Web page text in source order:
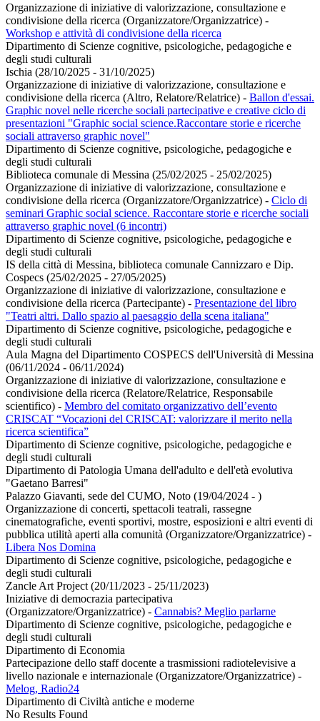
Organizzazione di iniziative di valorizzazione, consultazione e
condivisione della ricerca (Organizzatore/Organizzatrice) -
Workshop e attività di condivisione della ricerca
Dipartimento di Scienze cognitive, psicologiche, pedagogiche e
degli studi culturali
Ischia (28/10/2025 - 31/10/2025)
Organizzazione di iniziative di valorizzazione, consultazione e
condivisione della ricerca (Altro, Relatore/Relatrice) - Ballon d'essai.
Graphic novel nelle ricerche sociali partecipative e creative ciclo di
presentazioni "Graphic social science.Raccontare storie e ricerche
sociali attraverso graphic novel"
Dipartimento di Scienze cognitive, psicologiche, pedagogiche e
degli studi culturali
Biblioteca comunale di Messina (25/02/2025 - 25/02/2025)
Organizzazione di iniziative di valorizzazione, consultazione e
condivisione della ricerca (Organizzatore/Organizzatrice) - Ciclo di
seminari Graphic social science. Raccontare storie e ricerche sociali
attraverso graphic novel (6 incontri)
Dipartimento di Scienze cognitive, psicologiche, pedagogiche e
degli studi culturali
IS della città di Messina, biblioteca comunale Cannizzaro e Dip.
Cospecs (25/02/2025 - 27/05/2025)
Organizzazione di iniziative di valorizzazione, consultazione e
condivisione della ricerca (Partecipante) - Presentazione del libro
"Teatri altri. Dallo spazio al paesaggio della scena italiana"
Dipartimento di Scienze cognitive, psicologiche, pedagogiche e
degli studi culturali
Aula Magna del Dipartimento COSPECS dell'Università di Messina
(06/11/2024 - 06/11/2024)
Organizzazione di iniziative di valorizzazione, consultazione e
condivisione della ricerca (Relatore/Relatrice, Responsabile
scientifico) - Membro del comitato organizzativo dell’evento
CRISCAT “Vocazioni del CRISCAT: valorizzare il merito nella
ricerca scientifica”
Dipartimento di Scienze cognitive, psicologiche, pedagogiche e
degli studi culturali
Dipartimento di Patologia Umana dell'adulto e dell'età evolutiva
"Gaetano Barresi"
Palazzo Giavanti, sede del CUMO, Noto (19/04/2024 - )
Organizzazione di concerti, spettacoli teatrali, rassegne
cinematografiche, eventi sportivi, mostre, esposizioni e altri eventi di
pubblica utilità aperti alla comunità (Organizzatore/Organizzatrice) -
Libera Nos Domina
Dipartimento di Scienze cognitive, psicologiche, pedagogiche e
degli studi culturali
Zancle Art Project (20/11/2023 - 25/11/2023)
Iniziative di democrazia partecipativa
(Organizzatore/Organizzatrice) - Cannabis? Meglio parlarne
Dipartimento di Scienze cognitive, psicologiche, pedagogiche e
degli studi culturali
Dipartimento di Economia
Partecipazione dello staff docente a trasmissioni radiotelevisive a
livello nazionale e internazionale (Organizzatore/Organizzatrice) -
Melog, Radio24
Dipartimento di Civiltà antiche e moderne
No Results Found